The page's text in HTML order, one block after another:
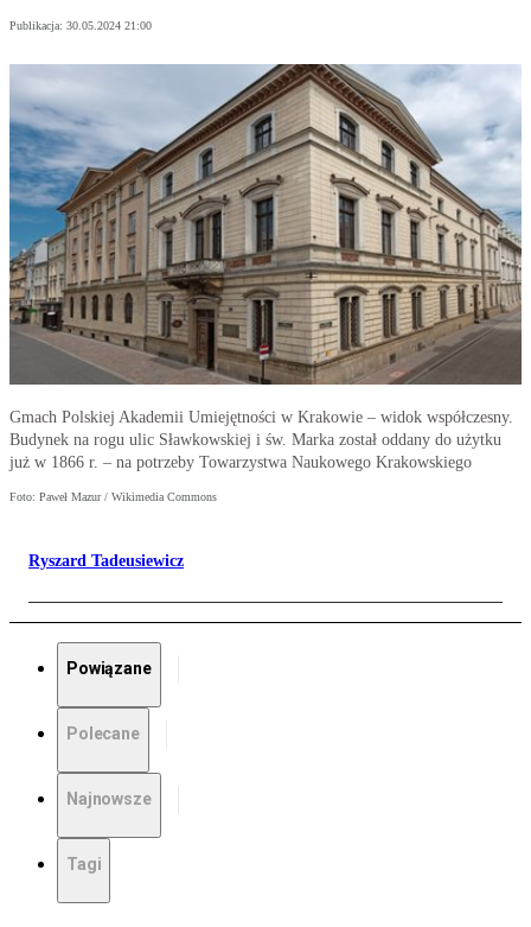
Publikacja: 30.05.2024 21:00
Gmach Polskiej Akademii Umiejętności w Krakowie – widok współczesny.
Budynek na rogu ulic Sławkowskiej i św. Marka został oddany do użytku
już w 1866 r. – na potrzeby Towarzystwa Naukowego Krakowskiego
Foto: Paweł Mazur / Wikimedia Commons
Ryszard Tadeusiewicz
Powiązane
Polecane
Najnowsze
Tagi